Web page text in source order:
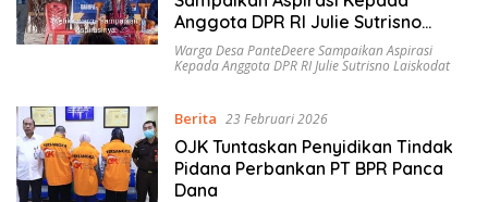
Anggota DPR RI Julie Sutrisno
Laiskodat
Warga Desa PanteDeere Sampaikan Aspirasi
Kepada Anggota DPR RI Julie Sutrisno Laiskodat
Berita 23 Februari 2026
OJK Tuntaskan Penyidikan Tindak
Pidana Perbankan PT BPR Panca
Dana